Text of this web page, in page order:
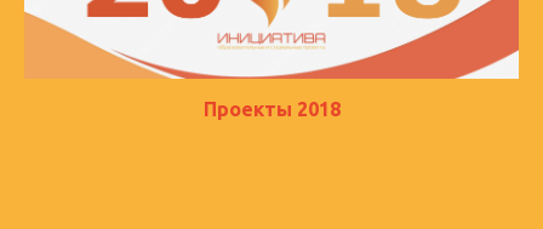
Проекты 2018